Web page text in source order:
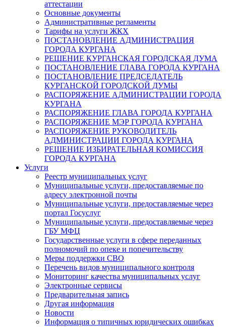
аттестации
Основные документы
Административные регламенты
Тарифы на услуги ЖКХ
ПОСТАНОВЛЕНИЕ АДМИНИСТРАЦИЯ
ГОРОДА КУРГАНА
РЕШЕНИЕ КУРГАНСКАЯ ГОРОДСКАЯ ДУМА
ПОСТАНОВЛЕНИЕ ГЛАВА ГОРОДА КУРГАНА
ПОСТАНОВЛЕНИЕ ПРЕДСЕДАТЕЛЬ
КУРГАНСКОЙ ГОРОДСКОЙ ДУМЫ
РАСПОРЯЖЕНИЕ АДМИНИСТРАЦИИ ГОРОДА
КУРГАНА
РАСПОРЯЖЕНИЕ ГЛАВА ГОРОДА КУРГАНА
РАСПОРЯЖЕНИЕ МЭР ГОРОДА КУРГАНА
РАСПОРЯЖЕНИЕ РУКОВОДИТЕЛЬ
АДМИНИСТРАЦИИ ГОРОДА КУРГАНА
РЕШЕНИЕ ИЗБИРАТЕЛЬНАЯ КОМИССИЯ
ГОРОДА КУРГАНА
Услуги
Реестр муниципальных услуг
Муниципальные услуги, предоставляемые по
адресу электронной почты
Муниципальные услуги, предоставляемые через
портал Госуслуг
Муниципальные услуги, предоставляемые через
ГБУ МФЦ
Государственные услуги в сфере переданных
полномочий по опеке и попечительству
Меры поддержки СВО
Перечень видов муниципального контроля
Мониторинг качества муниципальных услуг
Электронные сервисы
Предварительная запись
Другая информация
Новости
Информация о типичных юридических ошибках